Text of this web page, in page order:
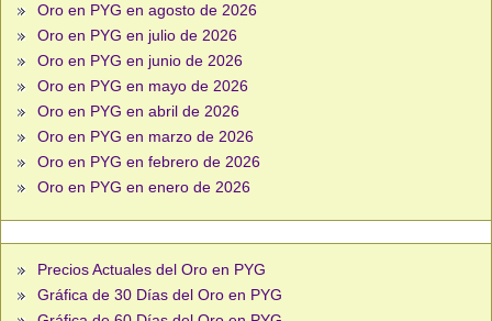
Oro en PYG en agosto de 2026
Oro en PYG en julio de 2026
Oro en PYG en junio de 2026
Oro en PYG en mayo de 2026
Oro en PYG en abril de 2026
Oro en PYG en marzo de 2026
Oro en PYG en febrero de 2026
Oro en PYG en enero de 2026
Precios Actuales del Oro en PYG
Gráfica de 30 Días del Oro en PYG